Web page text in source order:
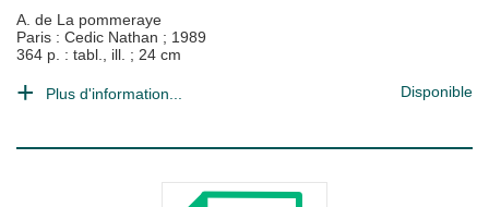
A. de La pommeraye
Paris : Cedic Nathan ; 1989
364 p. : tabl., ill. ; 24 cm
Plus d'information... Disponible